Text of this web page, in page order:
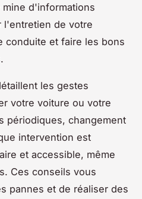
d'informations
l'entretien de votre
conduite et faire les bons
les gestes
votre voiture ou votre
périodiques, changement
intervention est
et accessible, même
Ces conseils vous
pannes et de réaliser des